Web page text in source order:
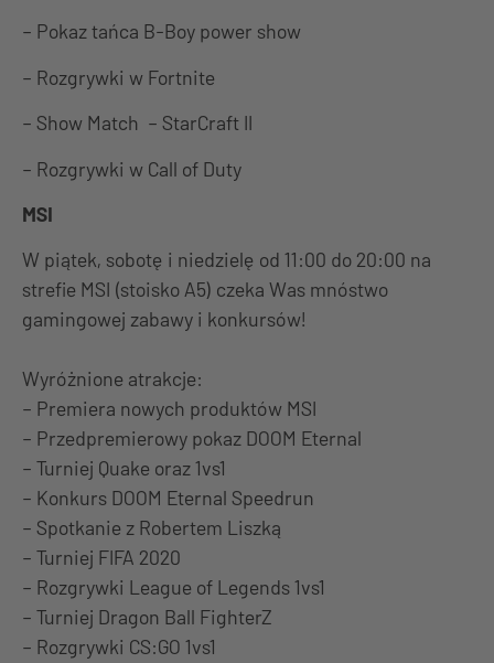
– Pokaz tańca B-Boy power show
– Rozgrywki w Fortnite
– Show Match – StarCraft II
– Rozgrywki w Call of Duty
MSI
W piątek, sobotę i niedzielę od 11:00 do 20:00 na
strefie MSI (stoisko A5) czeka Was mnóstwo
gamingowej zabawy i konkursów!
Wyróżnione atrakcje:
– Premiera nowych produktów MSI
– Przedpremierowy pokaz DOOM Eternal
– Turniej Quake oraz 1vs1
– Konkurs DOOM Eternal Speedrun
– Spotkanie z Robertem Liszką
– Turniej FIFA 2020
– Rozgrywki League of Legends 1vs1
– Turniej Dragon Ball FighterZ
– Rozgrywki CS:GO 1vs1